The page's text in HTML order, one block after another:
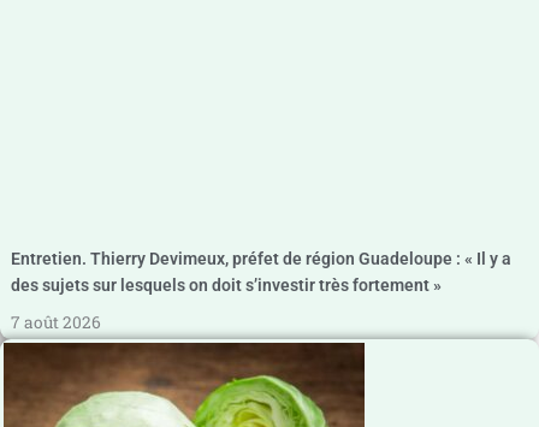
Entretien. Thierry Devimeux, préfet de région Guadeloupe : « Il y a
des sujets sur lesquels on doit s’investir très fortement »
7 août 2026